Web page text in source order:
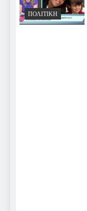
ΠΟΛΙΤΙΚΉ